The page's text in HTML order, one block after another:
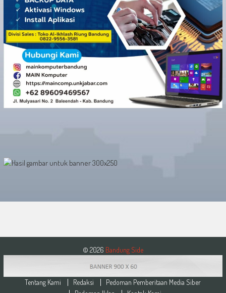
© 2026 Bandung Side
Tentang Kami Redaksi
Pedoman Pemberitaan Media Siber